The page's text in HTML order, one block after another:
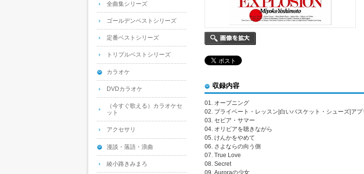
収録内容
01. オープニング
02. プライベート・レッスン|白いバスケット・シューズ|ア
03. セピア・サマー
04. オリビアを聴きながら
05. けんかをやめて
06. さよならの向う側
07. True Love
08. Secret
09. Auroraの少女
全曲集シリーズ
ゴールデンベストシリーズ
定番ベストシリーズ
トリプルベストシリーズ
カラオケ
DVDカラオケ
（今すぐ歌える）カラオケセ
ット
アクセサリ
漫談・落語・浪曲
綾小路きみまろ